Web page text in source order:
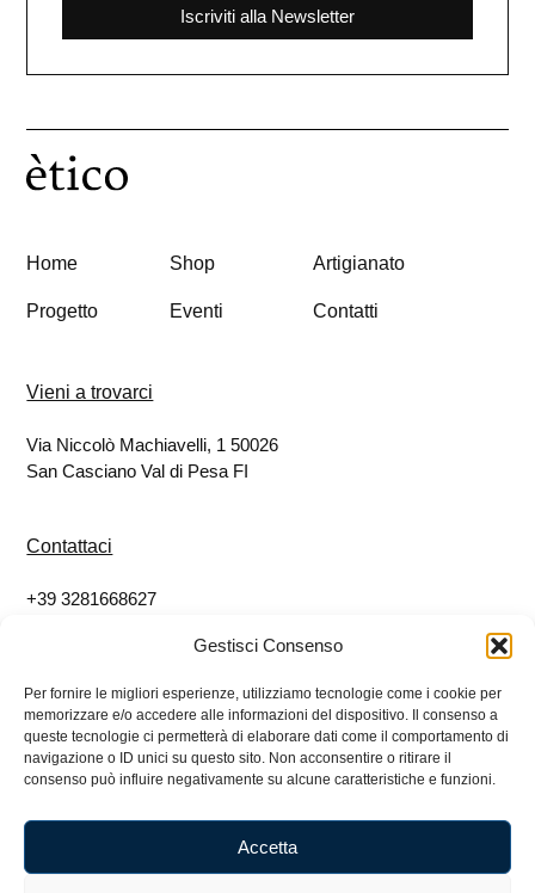
Gestisci Consenso
Per fornire le migliori esperienze, utilizziamo tecnologie come i cookie per
memorizzare e/o accedere alle informazioni del dispositivo. Il consenso a
queste tecnologie ci permetterà di elaborare dati come il comportamento di
navigazione o ID unici su questo sito. Non acconsentire o ritirare il
consenso può influire negativamente su alcune caratteristiche e funzioni.
Accetta
Iscriviti alla Newsletter
Home Shop Artigianato
Progetto Eventi Contatti
Vieni a trovarci
Via Niccolò Machiavelli, 1 50026
San Casciano Val di Pesa FI
Contattaci
+39 3281668627
Seguici
Facebook
Instagram